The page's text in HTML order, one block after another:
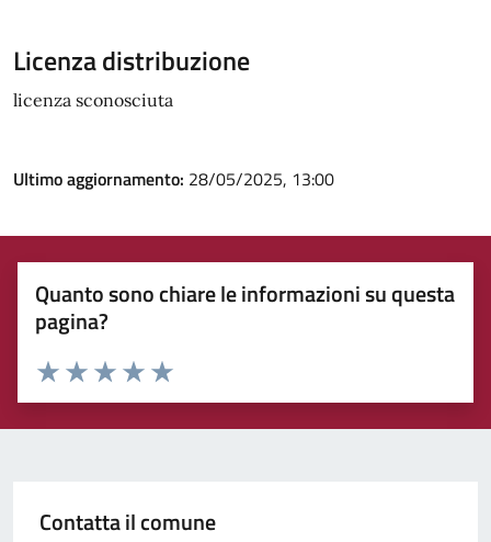
Licenza distribuzione
licenza sconosciuta
Ultimo aggiornamento: 28/05/2025, 13:00
Quanto sono chiare le informazioni su questa
pagina?
Rating:
Valuta 5 stelle su 5
Valuta 4 stelle su 5
Valuta 3 stelle su 5
Valuta 2 stelle su 5
Valuta 1 stelle su 5
Contatta il comune